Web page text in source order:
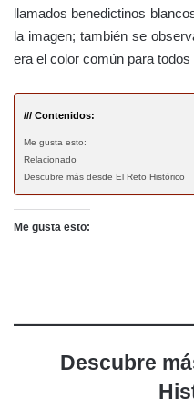
llamados benedictinos
la imagen; también se
era el color común para
/// Contenidos:
Me gusta esto:
Relacionado
Descubre más desde El Reto Histórico
Me gusta esto:
Descubre